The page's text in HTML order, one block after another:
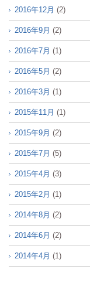
2016年12月 (2)
2016年9月 (2)
2016年7月 (1)
2016年5月 (2)
2016年3月 (1)
2015年11月 (1)
2015年9月 (2)
2015年7月 (5)
2015年4月 (3)
2015年2月 (1)
2014年8月 (2)
2014年6月 (2)
2014年4月 (1)